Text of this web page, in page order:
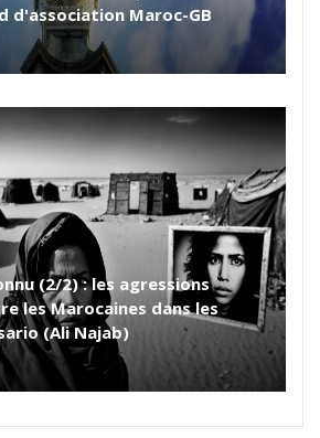
d'association Maroc-GB
(2/2) : les agressions
les Marocaines dans les
(Ali Najab)